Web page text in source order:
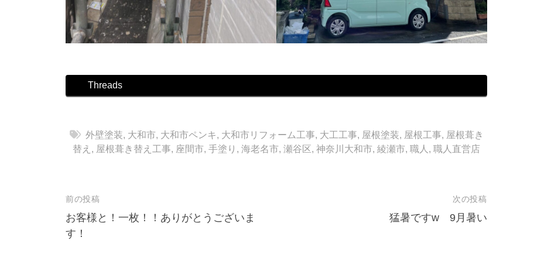
Threads
外壁塗装, 大和市, 大和市ペンキ, 大和市リフォーム工事, 大工工事, 屋根塗装, 屋根工事, 屋根葺き
替え , 屋根葺き替え工事, 座間市, 手塗り , 海老名市, 瀬谷区, 神奈川大和市, 綾瀬市, 職人 , 職人直営店
投
稿
ナ
前の投稿
お客様と！一枚！！ありがとうございま
す！
次の投稿
猛暑ですw 9月暑い